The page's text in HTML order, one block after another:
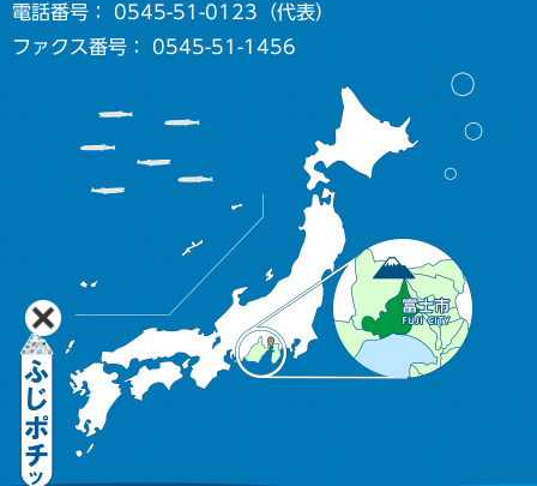
電話番号： 0545-51-0123（代表）
ファクス番号： 0545-51-1456